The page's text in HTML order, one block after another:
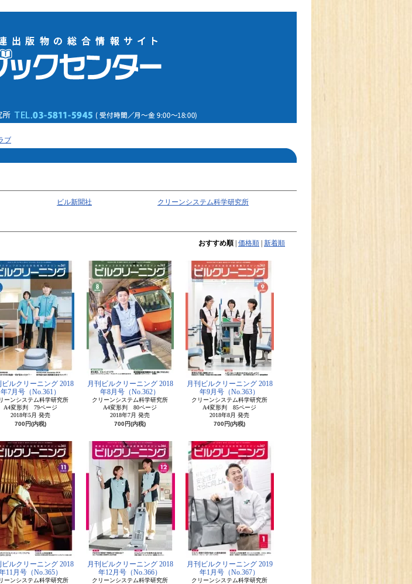
ブ
ビル新聞社 クリーンシステム科学研究所
おすすめ順 価格順 新着順
ビルクリーニング 2018
年7月号（No.361）
ーンシステム科学研究所
A4変形判 79ページ
2018年5月 発売
700円(内税)
月刊ビルクリーニング 2018
年8月号（No.362）
クリーンシステム科学研究所
A4変形判 80ページ
2018年7月 発売
700円(内税)
月刊ビルクリーニング 2018
年9月号（No.363）
クリーンシステム科学研究所
A4変形判 85ページ
2018年8月 発売
700円(内税)
ビルクリーニング 2018
11月号（No.365）
ーンシステム科学研究所
月刊ビルクリーニング 2018
年12月号（No.366）
クリーンシステム科学研究所
月刊ビルクリーニング 2019
年1月号（No.367）
クリーンシステム科学研究所